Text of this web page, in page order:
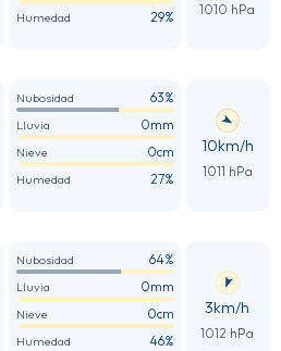
Humedad 29% 1010 hPa
Nubosidad 63%
Lluvia 0mm
Nieve 0cm
Humedad 27%
10km/h
1011 hPa
Nubosidad 64%
Lluvia 0mm
Nieve 0cm
Humedad 46%
3km/h
1012 hPa